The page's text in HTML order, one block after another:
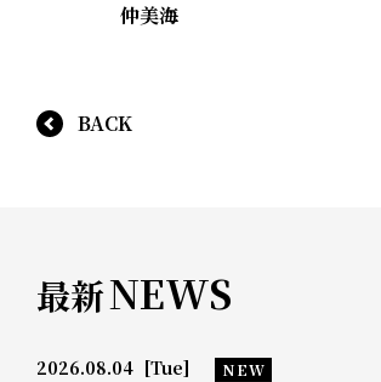
仲美海
BACK
最新NEWS
2026.08.04 [Tue] NEW